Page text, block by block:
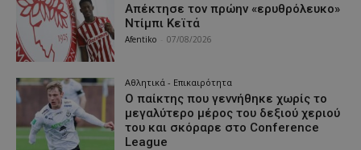
Απέκτησε τον πρώην «ερυθρόλευκο»
Ντίμπι Κεϊτά
Afentiko 07/08/2026
Αθλητικά - Επικαιρότητα
Ο παίκτης που γεννήθηκε χωρίς το
μεγαλύτερο μέρος του δεξιού χεριού
του και σκόραρε στο Conference
League